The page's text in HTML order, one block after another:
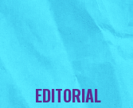
EDITORIAL